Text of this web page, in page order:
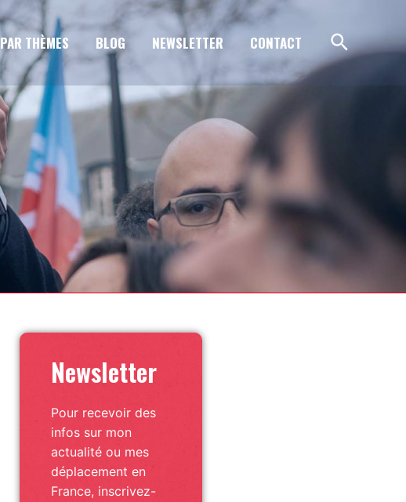
PAR THÈMES BLOG NEWSLETTER CONTACT
Newsletter
Pour recevoir des
infos sur mon
actualité ou mes
déplacement en
France, inscrivez-